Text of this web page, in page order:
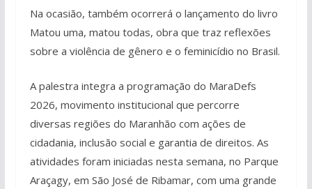
Na ocasião, também ocorrerá o lançamento do livro
Matou uma, matou todas, obra que traz reflexões
sobre a violência de gênero e o feminicídio no Brasil.
A palestra integra a programação do MaraDefs
2026, movimento institucional que percorre
diversas regiões do Maranhão com ações de
cidadania, inclusão social e garantia de direitos. As
atividades foram iniciadas nesta semana, no Parque
Araçagy, em São José de Ribamar, com uma grande